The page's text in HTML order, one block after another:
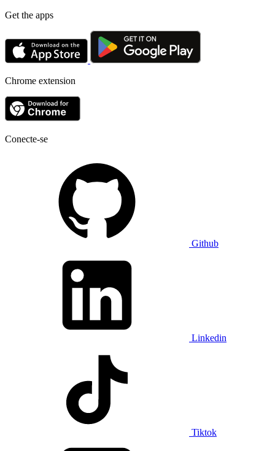
Get the apps
Chrome extension
Conecte-se
Github
Linkedin
Tiktok